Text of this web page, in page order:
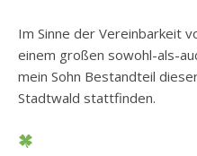
Im Sinne der Vereinbarkeit
einem großen sowohl-als-
mein Sohn Bestandteil
Stadtwald stattfinden.